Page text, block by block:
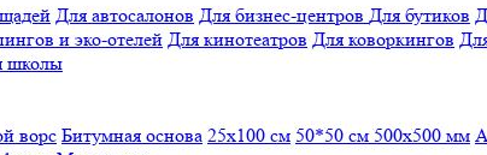
Для автосалонов Для бизнес-центров Для бутиков
и эко-отелей Для кинотеатров Для коворкингов
школы
ворс Битумная основа 25x100 см 50*50 см 500х500 мм